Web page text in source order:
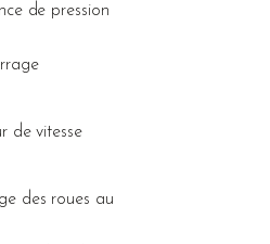
de pression
de vitesse
des roues au